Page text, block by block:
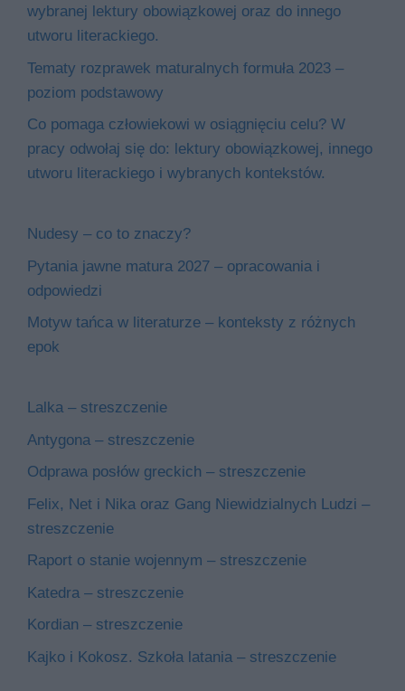
wybranej lektury obowiązkowej oraz do innego
utworu literackiego.
Tematy rozprawek maturalnych formuła 2023 –
poziom podstawowy
Co pomaga człowiekowi w osiągnięciu celu? W
pracy odwołaj się do: lektury obowiązkowej, innego
utworu literackiego i wybranych kontekstów.
Nudesy – co to znaczy?
Pytania jawne matura 2027 – opracowania i
odpowiedzi
Motyw tańca w literaturze – konteksty z różnych
epok
Lalka – streszczenie
Antygona – streszczenie
Odprawa posłów greckich – streszczenie
Felix, Net i Nika oraz Gang Niewidzialnych Ludzi –
streszczenie
Raport o stanie wojennym – streszczenie
Katedra – streszczenie
Kordian – streszczenie
Kajko i Kokosz. Szkoła latania – streszczenie